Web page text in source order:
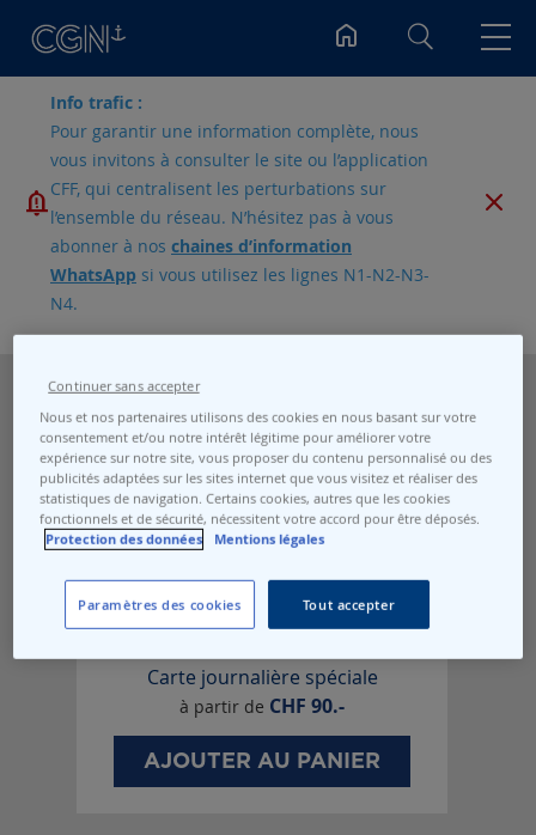
Info trafic :
Pour garantir une information complète, nous
vous invitons à consulter le site ou l’application
CFF, qui centralisent les perturbations sur
l’ensemble du réseau. N’hésitez pas à vous
abonner à nos chaines d’information
WhatsApp si vous utilisez les lignes N1-N2-N3-
N4.
Carte journalière spéciale
à partir de CHF 90.-
AJOUTER AU PANIER
Nous et nos partenaires utilisons des cookies en nous basant sur votre
consentement et/ou notre intérêt légitime pour améliorer votre
expérience sur notre site, vous proposer du contenu personnalisé ou des
publicités adaptées sur les sites internet que vous visitez et réaliser des
statistiques de navigation. Certains cookies, autres que les cookies
fonctionnels et de sécurité, nécessitent votre accord pour être déposés.
Protection des données Mentions légales
Paramètres des cookies Tout accepter
Continuer sans accepter